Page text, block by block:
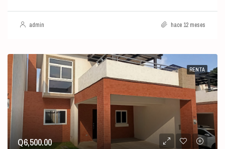
admin hace 12 meses
RENTA
Q6,500.00